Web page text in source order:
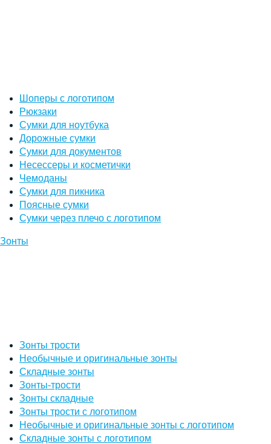
Шоперы с логотипом
Рюкзаки
Сумки для ноутбука
Дорожные сумки
Сумки для документов
Несессеры и косметички
Чемоданы
Сумки для пикника
Поясные сумки
Сумки через плечо с логотипом
Зонты
Зонты трости
Необычные и оригинальные зонты
Складные зонты
Зонты-трости
Зонты складные
Зонты трости с логотипом
Необычные и оригинальные зонты с логотипом
Складные зонты с логотипом